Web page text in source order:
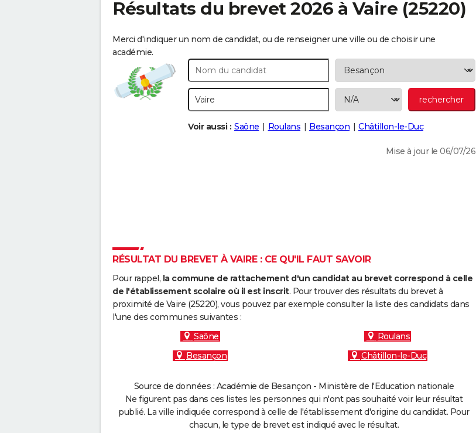
Résultats du brevet 2026 à Vaire (25220)
Merci d'indiquer un nom de candidat, ou de renseigner une ville ou de choisir une
académie.
Voir aussi : Saône Roulans Besançon Châtillon-le-Duc
Mise à jour le 06/07/26
RÉSULTAT DU BREVET À VAIRE : CE QU'IL FAUT SAVOIR
Pour rappel, la commune de rattachement d'un candidat au brevet correspond à celle
de l'établissement scolaire où il est inscrit. Pour trouver des résultats du brevet à
proximité de Vaire (25220), vous pouvez par exemple consulter la liste des candidats dans
l'une des communes suivantes :
Saône
Roulans
Besançon
Châtillon-le-Duc
Source de données : Académie de Besançon - Ministère de l'Education nationale
Ne figurent pas dans ces listes les personnes qui n'ont pas souhaité voir leur résultat
publié. La ville indiquée correspond à celle de l'établissement d'origine du candidat. Pour
chacun, le type de brevet est indiqué avec le résultat.